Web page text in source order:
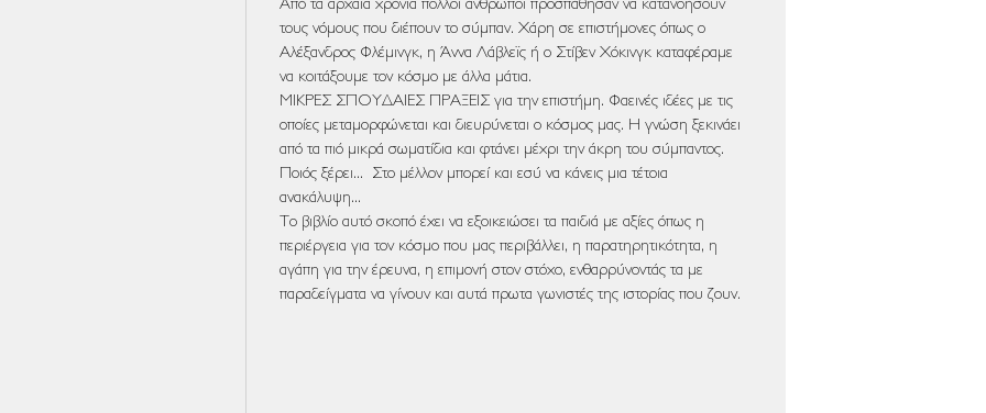
Από τα αρχαία χρόνια πολλοί άνθρωποι προσπάθησαν να κατανοήσουν
τους νόμους που διέπουν το σύμπαν. Χάρη σε επιστήμονες όπως ο
Αλέξανδρος Φλέμινγκ, η Άννα Λάβλεϊς ή ο Στίβεν Χόκινγκ καταφέραμε
να κοιτάξουμε τον κόσμο με άλλα μάτια.
ΜΙΚΡΕΣ ΣΠΟΥΔΑΙΕΣ ΠΡΑΞΕΙΣ για την επιστήμη. Φαεινές ιδέες με τις
οποίες μεταμορφώνεται και διευρύνεται ο κόσμος μας. Η γνώση ξεκινάει
από τα πιό μικρά σωματίδια και φτάνει μέχρι την άκρη του σύμπαντος.
Ποιός ξέρει... Στο μέλλον μπορεί και εσύ να κάνεις μια τέτοια
ανακάλυψη...
Το βιβλίο αυτό σκοπό έχει να εξοικειώσει τα παιδιά με αξίες όπως η
περιέργεια για τον κόσμο που μας περιβάλλει, η παρατηρητικότητα, η
αγάπη για την έρευνα, η επιμονή στον στόχο, ενθαρρύνοντάς τα με
παραδείγματα να γίνουν και αυτά πρωτα γωνιστές της ιστορίας που ζουν.